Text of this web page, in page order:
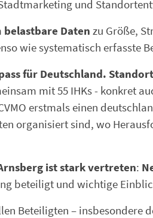
und
belastbare Daten zu Größe,
wie systematisch erfasste
für Deutschland.
mit 55 IHKs - konkret
erstmals einen
organisiert sind, wo
ist stark vertreten:
beteiligt und wichtige
Beteiligten – insbesondere